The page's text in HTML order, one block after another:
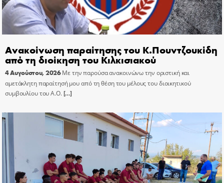
Ανακοίνωση παραίτησης του Κ.Πουντζουκίδη
από τη διοίκηση του Κιλκισιακού
4 Αυγούστου, 2026 Με την παρούσα ανακοινώνω την οριστική και
αμετάκλητη παραίτησή μου από τη θέση του μέλους του διοικητικού
συμβουλίου του Α.Ο.[…]